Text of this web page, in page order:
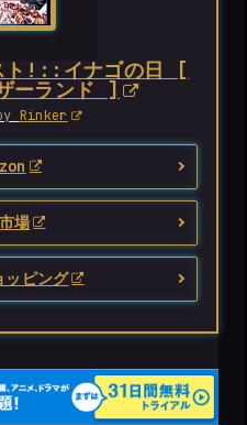
ト!::イナゴの日 [
ーランド ]
Rinker
場
ッピング